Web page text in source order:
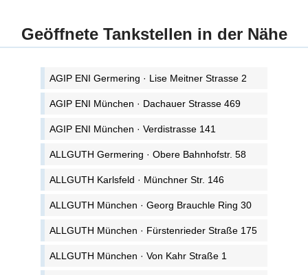
Geöffnete Tankstellen in der Nähe
AGIP ENI Germering · Lise Meitner Strasse 2
AGIP ENI München · Dachauer Strasse 469
AGIP ENI München · Verdistrasse 141
ALLGUTH Germering · Obere Bahnhofstr. 58
ALLGUTH Karlsfeld · Münchner Str. 146
ALLGUTH München · Georg Brauchle Ring 30
ALLGUTH München · Fürstenrieder Straße 175
ALLGUTH München · Von Kahr Straße 1